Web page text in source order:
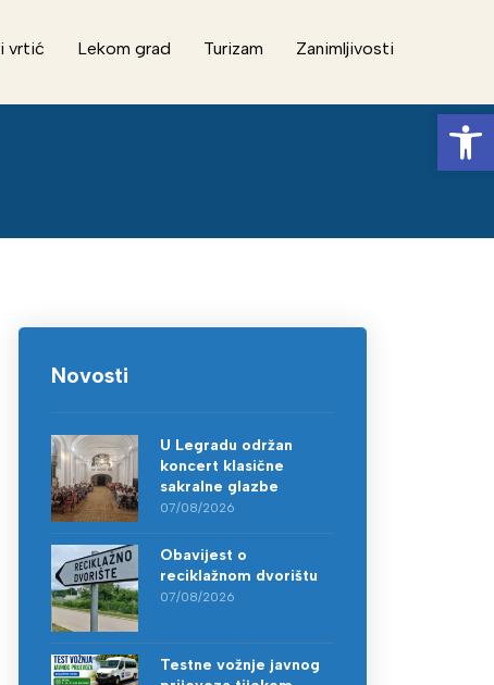
vrtić Lekom grad Turizam
Zanimljivosti
Novosti
U Legradu održan
koncert klasične
sakralne glazbe
07/08/2026
Obavijest o
reciklažnom dvorištu
07/08/2026
Testne vožnje javnog